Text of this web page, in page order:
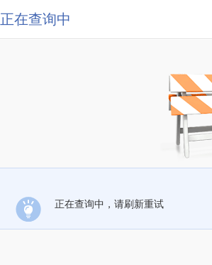
正在查询中
正在查询中，请刷新重试